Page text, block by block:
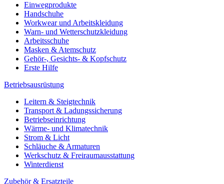
Einwegprodukte
Handschuhe
Workwear und Arbeitskleidung
Warn- und Wetterschutzkleidung
Arbeitsschuhe
Masken & Atemschutz
Gehör-, Gesichts- & Kopfschutz
Erste Hilfe
Betriebsausrüstung
Leitern & Steigtechnik
Transport & Ladungssicherung
Betriebseinrichtung
Wärme- und Klimatechnik
Strom & Licht
Schläuche & Armaturen
Werkschutz & Freiraumausstattung
Winterdienst
Zubehör & Ersatzteile